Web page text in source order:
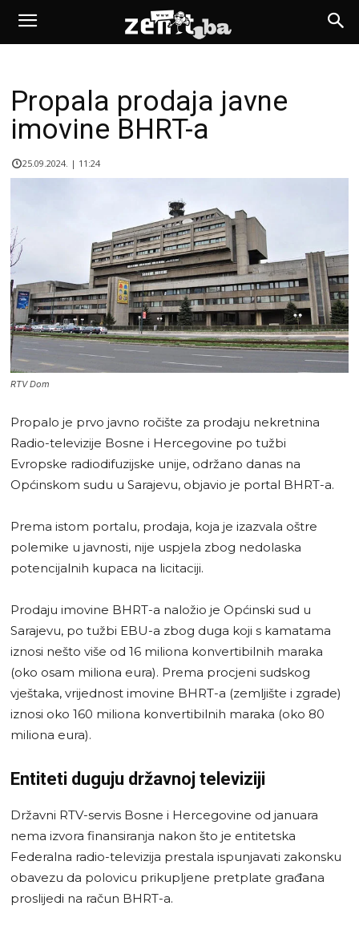
Propala prodaja javne
imovine BHRT-a
25.09.2024. | 11:24
RTV Dom
Propalo je prvo javno ročište za prodaju nekretnina
Radio-televizije Bosne i Hercegovine po tužbi
Evropske radiodifuzijske unije, održano danas na
Općinskom sudu u Sarajevu, objavio je portal BHRT-a.
Prema istom portalu, prodaja, koja je izazvala oštre
polemike u javnosti, nije uspjela zbog nedolaska
potencijalnih kupaca na licitaciji.
Prodaju imovine BHRT-a naložio je Općinski sud u
Sarajevu, po tužbi EBU-a zbog duga koji s kamatama
iznosi nešto više od 16 miliona konvertibilnih maraka
(oko osam miliona eura). Prema procjeni sudskog
vještaka, vrijednost imovine BHRT-a (zemljište i zgrade)
iznosi oko 160 miliona konvertibilnih maraka (oko 80
miliona eura).
Entiteti duguju državnoj televiziji
Državni RTV-servis Bosne i Hercegovine od januara
nema izvora finansiranja nakon što je entitetska
Federalna radio-televizija prestala ispunjavati zakonsku
obavezu da polovicu prikupljene pretplate građana
proslijedi na račun BHRT-a.